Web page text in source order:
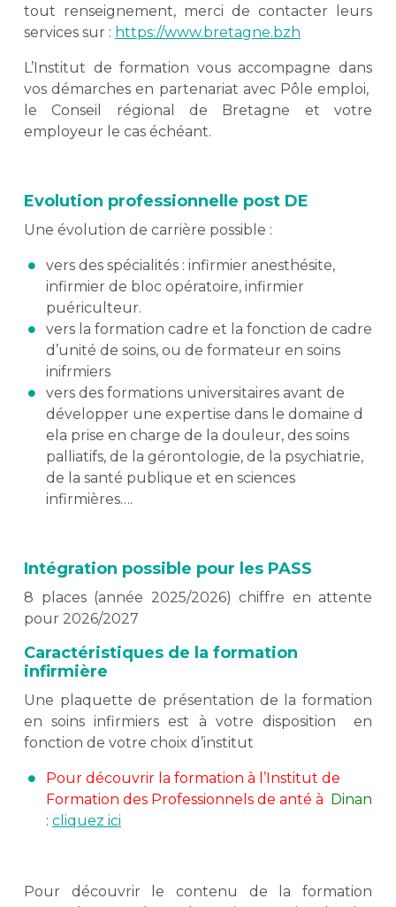
tout renseignement, merci de contacter leurs
services sur : https://www.bretagne.bzh
L’Institut de formation vous accompagne dans
vos démarches en partenariat avec Pôle emploi,
le Conseil régional de Bretagne et votre
employeur le cas échéant.
Evolution professionnelle post DE
Une évolution de carrière possible :
vers des spécialités : infirmier anesthésite,
infirmier de bloc opératoire, infirmier
puériculteur.
vers la formation cadre et la fonction de cadre
d’unité de soins, ou de formateur en soins
inifrmiers
vers des formations universitaires avant de
développer une expertise dans le domaine d
ela prise en charge de la douleur, des soins
palliatifs, de la gérontologie, de la psychiatrie,
de la santé publique et en sciences
infirmières….
Intégration possible pour les PASS
8 places (année 2025/2026) chiffre en attente
pour 2026/2027
Caractéristiques de la formation
infirmière
Une plaquette de présentation de la formation
en soins infirmiers est à votre disposition en
fonction de votre choix d’institut
Pour découvrir la formation à l’Institut de
Formation des Professionnels de anté à
Dinan
: cliquez ici
Pour découvrir le contenu de la formation